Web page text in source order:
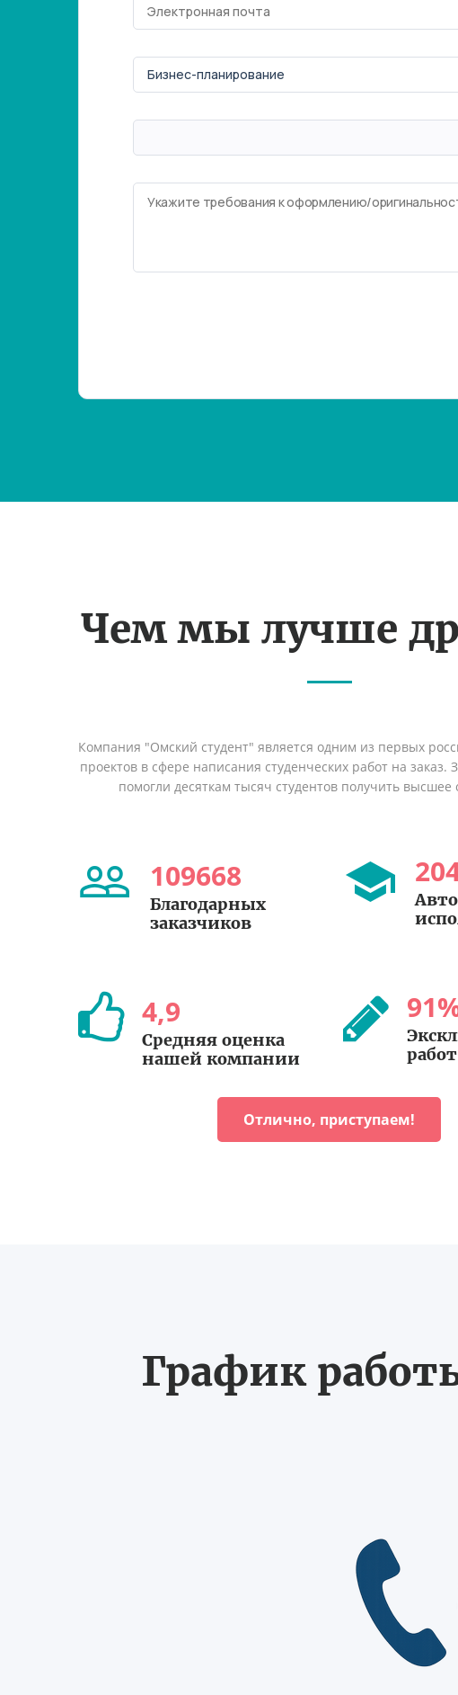
Чем мы лучше
Компания "Омский студент" является одним из первых
проектов в сфере написания студенческих работ на заказ.
помогли десяткам тысяч студентов получить высшее
109668
Благодарных
заказчиков
4,9
Средняя оценка
нашей компании
91
работ
Отлично, приступаем!
График